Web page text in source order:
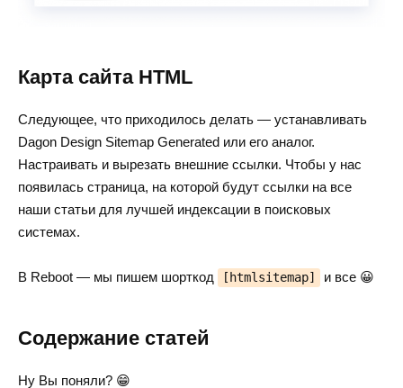
Карта сайта HTML
Следующее, что приходилось делать — устанавливать
Dagon Design Sitemap Generated или его аналог.
Настраивать и вырезать внешние ссылки. Чтобы у нас
появилась страница, на которой будут ссылки на все
наши статьи для лучшей индексации в поисковых
системах.
В Reboot — мы пишем шорткод [htmlsitemap] и все 😀
Содержание статей
Ну Вы поняли? 😁